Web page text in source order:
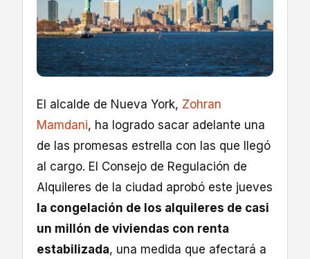
El alcalde de Nueva York, Zohran
Mamdani, ha logrado sacar adelante una
de las promesas estrella con las que llegó
al cargo. El Consejo de Regulación de
Alquileres de la ciudad aprobó este jueves
la congelación de los alquileres de casi
un millón de viviendas con renta
estabilizada, una medida que afectará a